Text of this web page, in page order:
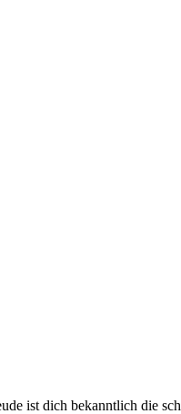
ist dich bekanntlich die